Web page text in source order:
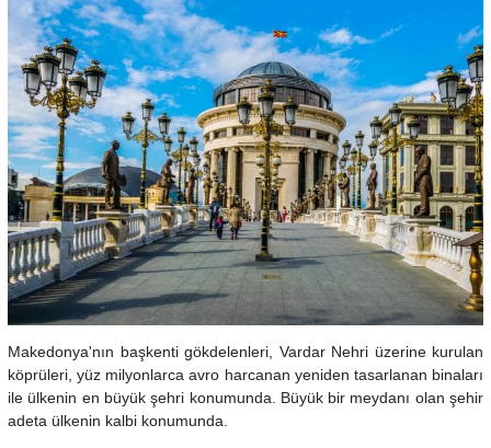
Makedonya'nın başkenti gökdelenleri, Vardar Nehri üzerine kurulan
köprüleri, yüz milyonlarca avro harcanan yeniden tasarlanan binaları
ile ülkenin en büyük şehri konumunda. Büyük bir meydanı olan şehir
adeta ülkenin kalbi konumunda.